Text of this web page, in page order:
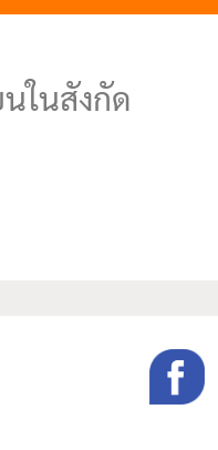
นในสังกัด